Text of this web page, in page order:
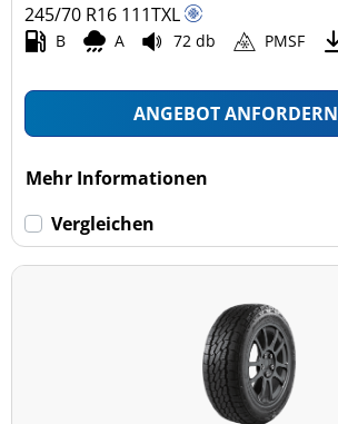
245/70 R16 111TXL
B A 72 db PMSF
ANGEBOT ANFORDERN
Mehr Informationen
Vergleichen